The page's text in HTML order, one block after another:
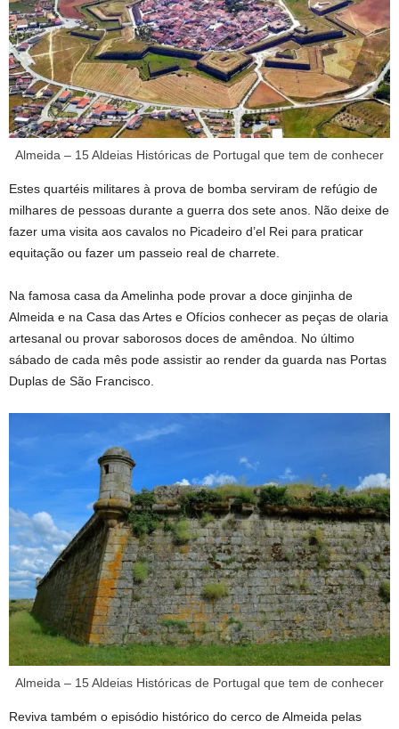
Almeida – 15 Aldeias Históricas de Portugal que tem de conhecer
Estes quartéis militares à prova de bomba serviram de refúgio de
milhares de pessoas durante a guerra dos sete anos. Não deixe de
fazer uma visita aos cavalos no Picadeiro d’el Rei para praticar
equitação ou fazer um passeio real de charrete.
Na famosa casa da Amelinha pode provar a doce ginjinha de
Almeida e na Casa das Artes e Ofícios conhecer as peças de olaria
artesanal ou provar saborosos doces de amêndoa. No último
sábado de cada mês pode assistir ao render da guarda nas Portas
Duplas de São Francisco.
Almeida – 15 Aldeias Históricas de Portugal que tem de conhecer
Reviva também o episódio histórico do cerco de Almeida pelas